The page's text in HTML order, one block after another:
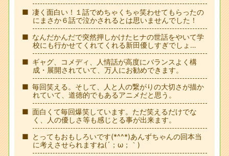
凄く面白い！１話でめちゃくちゃ笑わせてもらったの
にまさか６話で泣かされるとは思いませんでした！
なんだかんだで突然押しかけたヒナの世話をやいて学
校にも行かせてくれてくれる新田優しすぎでしょ…
ギャグ、コメディ、人情話が高度にバランスよく構
成・展開されていて、万人にお勧めできます。
毎回笑える。そして、人と人の繋がりの大切さが描か
れていて、道徳的でもあるアニメだと思う。
面白くて毎回爆笑しています。ただ笑えるだけでな
く、人の優しさ等も感じとる事が出来ます。
とってもおもしろいです(*^^*)あんずちゃんの回本当
に考えさせられますね(´；ω；｀)